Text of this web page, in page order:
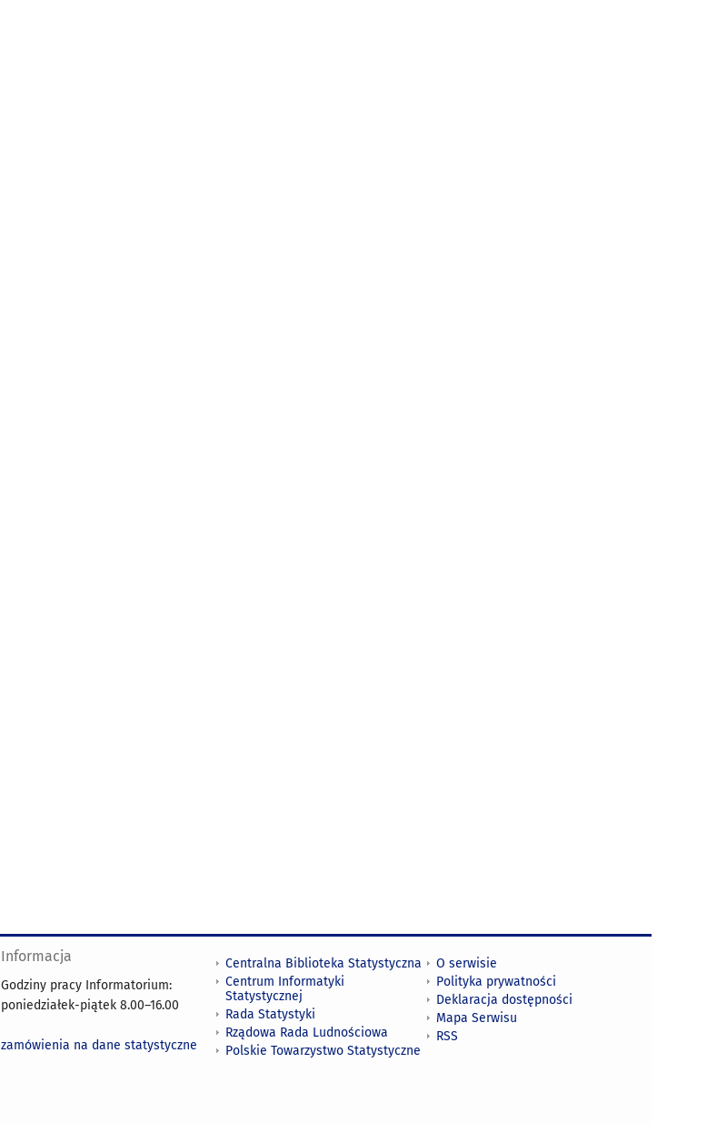
Informacja
Godziny pracy Informatorium:
poniedziałek-piątek 8.00–16.00
zamówienia na dane statystyczne
Centralna Biblioteka Statystyczna
Centrum Informatyki
Statystycznej
Rada Statystyki
Rządowa Rada Ludnościowa
Polskie Towarzystwo Statystyczne
O serwisie
Polityka prywatności
Deklaracja dostępności
Mapa Serwisu
RSS